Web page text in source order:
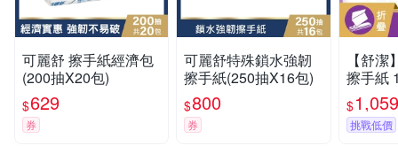
可麗舒 擦手紙經濟包
(200抽X20包)
$629
券
可麗舒特殊鎖水強韌
擦手紙(250抽X16包)
$800
券
【舒
擦手紙
串/箱
$1,059
挑戰低價